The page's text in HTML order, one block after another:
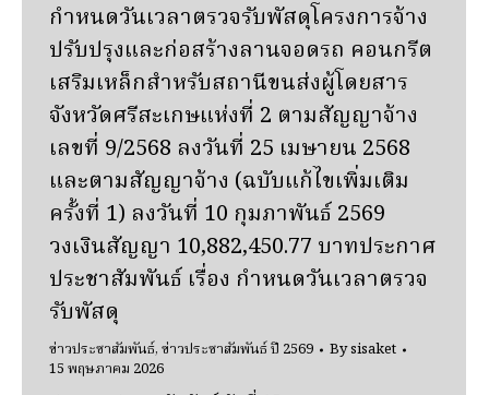
กําหนดวันเวลาตรวจรับพัสดุโครงการจ้าง
ปรับปรุงและก่อสร้างลานจอดรถ คอนกรีต
เสริมเหล็กสําหรับสถานีขนส่งผู้โดยสาร
จังหวัดศรีสะเกษแห่งที่ 2 ตามสัญญาจ้าง
เลขที่ 9/2568 ลงวันที่ 25 เมษายน 2568
และตามสัญญาจ้าง (ฉบับแก้ไขเพิ่มเติม
ครั้งที่ 1) ลงวันที่ 10 กุมภาพันธ์ 2569
วงเงินสัญญา 10,882,450.77 บาทประกาศ
ประชาสัมพันธ์ เรื่อง กําหนดวันเวลาตรวจ
รับพัสดุ
ข่าวประชาสัมพันธ์,ข่าวประชาสัมพันธ์ ปี 2569 Bysisaket
15 พฤษภาคม 2026